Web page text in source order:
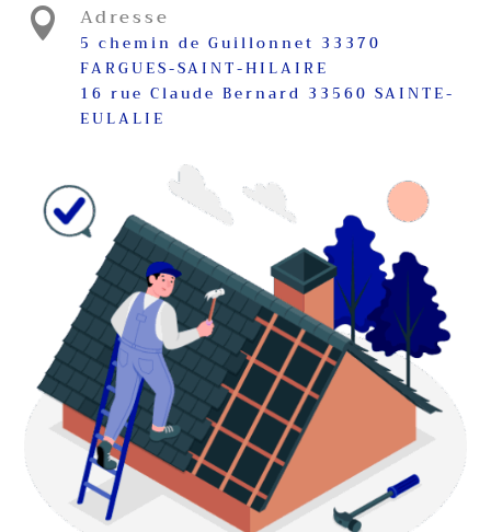
 Adresse
5 chemin de Guillonnet 33370
FARGUES-SAINT-HILAIRE
16 rue Claude Bernard 33560 SAINTE-
EULALIE